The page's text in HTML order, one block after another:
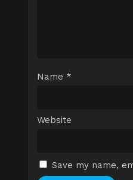
Name *
Website
Save my name,